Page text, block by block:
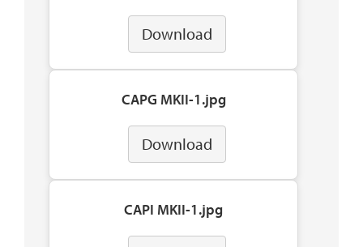
Download
CAPG MKII-1.jpg
Download
CAPI MKII-1.jpg